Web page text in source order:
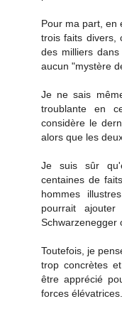
Pour ma part, en
trois faits divers,
des milliers
aucun "mystère
Je ne sais
troublante en
considère le
alors que les
Je suis sûr
centaines de
hommes
pourrait
Schwarzenegger
Toutefois, je
trop concrètes
être apprécié
forces élévatrices.